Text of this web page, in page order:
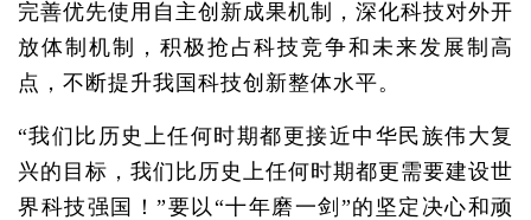
完善优先使用自主创新成果机制，深化科技对外开
放体制机制，积极抢占科技竞争和未来发展制高
点，不断提升我国科技创新整体水平。
“我们比历史上任何时期都更接近中华民族伟大复
兴的目标，我们比历史上任何时期都更需要建设世
界科技强国！”要以“十年磨一剑”的坚定决心和顽